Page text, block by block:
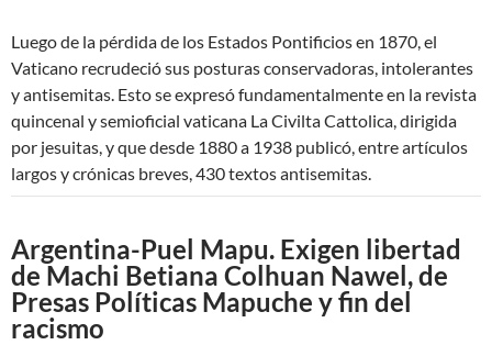
Luego de la pérdida de los Estados Pontificios en 1870, el
Vaticano recrudeció sus posturas conservadoras, intolerantes
y antisemitas. Esto se expresó fundamentalmente en la revista
quincenal y semioficial vaticana La Civilta Cattolica, dirigida
por jesuitas, y que desde 1880 a 1938 publicó, entre artículos
largos y crónicas breves, 430 textos antisemitas.
Argentina-Puel Mapu. Exigen libertad
de Machi Betiana Colhuan Nawel, de
Presas Políticas Mapuche y fin del
racismo